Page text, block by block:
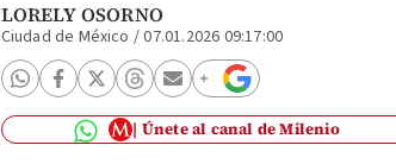
LORELY OSORNO
Ciudad de México /07.01.2026 09:17:00
Únete al canal de Milenio